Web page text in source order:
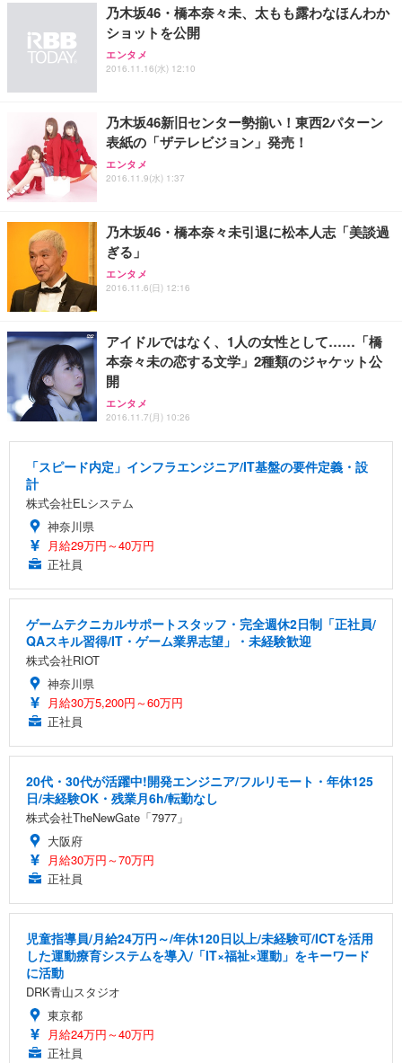
乃木坂46・橋本奈々未、太もも露わなほんわか
ショットを公開
エンタメ
2016.11.16(水) 12:10
乃木坂46新旧センター勢揃い！東西2パターン
表紙の「ザテレビジョン」発売！
エンタメ
2016.11.9(水) 1:37
乃木坂46・橋本奈々未引退に松本人志「美談過
ぎる」
エンタメ
2016.11.6(日) 12:16
アイドルではなく、1人の女性として……「橋
本奈々未の恋する文学」2種類のジャケット公
開
エンタメ
2016.11.7(月) 10:26
「スピード内定」インフラエンジニア/IT基盤の要件定義・設
計
株式会社ELシステム
神奈川県
月給29万円～40万円
正社員
ゲームテクニカルサポートスタッフ・完全週休2日制「正社員/
QAスキル習得/IT・ゲーム業界志望」・未経験歓迎
株式会社RIOT
神奈川県
月給30万5,200円～60万円
正社員
20代・30代が活躍中!開発エンジニア/フルリモート・年休125
日/未経験OK・残業月6h/転勤なし
株式会社TheNewGate「7977」
大阪府
月給30万円～70万円
正社員
児童指導員/月給24万円～/年休120日以上/未経験可/ICTを活用
した運動療育システムを導入/「IT×福祉×運動」をキーワード
に活動
DRK青山スタジオ
東京都
月給24万円～40万円
正社員